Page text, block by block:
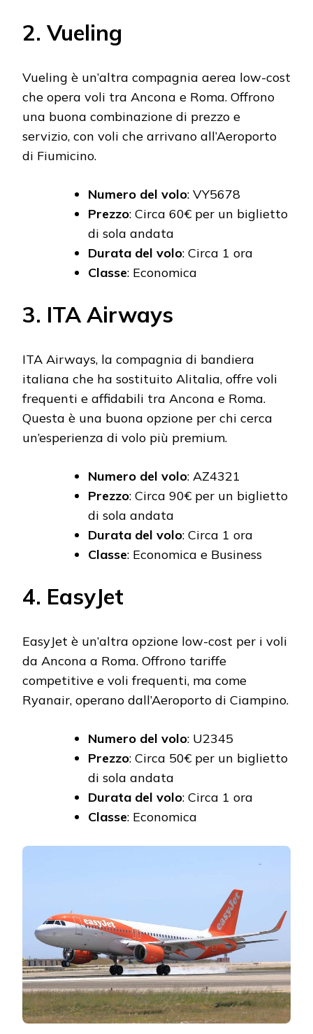
2. Vueling
Vueling è un’altra compagnia aerea low-cost
che opera voli tra Ancona e Roma. Offrono
una buona combinazione di prezzo e
servizio, con voli che arrivano all’Aeroporto
di Fiumicino.
Numero del volo: VY5678
Prezzo: Circa 60€ per un biglietto
di sola andata
Durata del volo: Circa 1 ora
Classe: Economica
3. ITA Airways
ITA Airways, la compagnia di bandiera
italiana che ha sostituito Alitalia, offre voli
frequenti e affidabili tra Ancona e Roma.
Questa è una buona opzione per chi cerca
un’esperienza di volo più premium.
Numero del volo: AZ4321
Prezzo: Circa 90€ per un biglietto
di sola andata
Durata del volo: Circa 1 ora
Classe: Economica e Business
4. EasyJet
EasyJet è un’altra opzione low-cost per i voli
da Ancona a Roma. Offrono tariffe
competitive e voli frequenti, ma come
Ryanair, operano dall’Aeroporto di Ciampino.
Numero del volo: U2345
Prezzo: Circa 50€ per un biglietto
di sola andata
Durata del volo: Circa 1 ora
Classe: Economica